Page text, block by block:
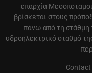
επαρχία
βρίσκεται στους
πάνω από τη στάθμη
υδροηλεκτρικό σταθμό
Contact